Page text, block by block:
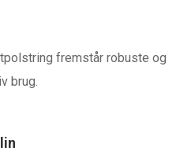
fremstår robuste og
brug.